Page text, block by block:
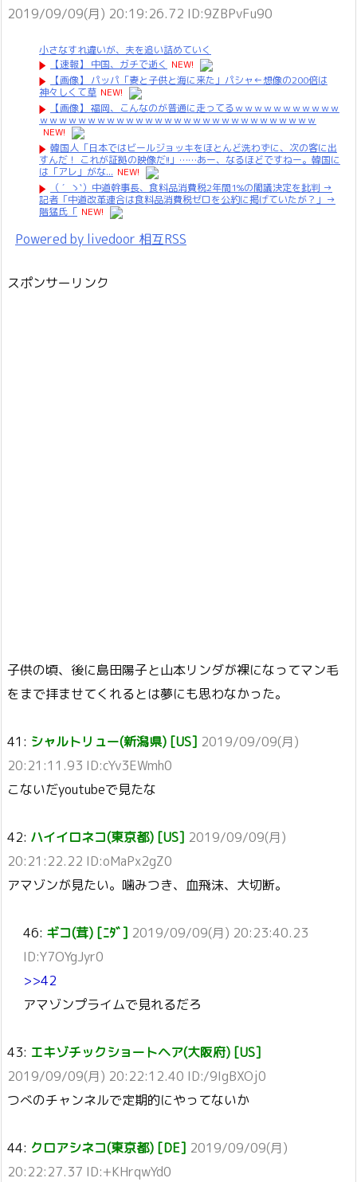
2019/09/09(月) 20:19:26.72 ID:9ZBPvFu90
小さなすれ違いが、夫を追い詰めていく
【速報】 中国、ガチで逝く NEW!
【画像】 パッパ「妻と子供と海に来た」パシャ←想像の200倍は
神々しくて草 NEW!
【画像】 福岡、こんなのが普通に走ってるｗｗｗｗｗｗｗｗｗｗｗ
ｗｗｗｗｗｗｗｗｗｗｗｗｗｗｗｗｗｗｗｗｗｗｗｗｗｗｗｗｗ
NEW!
韓国人「日本ではビールジョッキをほとんど洗わずに、次の客に出
すんだ！ これが証拠の映像だ!!」……あー、なるほどですねー。韓国に
は「アレ」がな... NEW!
（ ´_ゝ`）中道幹事長、食料品消費税2年間1%の閣議決定を批判 →
記者「中道改革連合は食料品消費税ゼロを公約に掲げていたが？」→
階猛氏「 NEW!
Powered by livedoor 相互RSS
スポンサーリンク
子供の頃、後に島田陽子と山本リンダが裸になってマン毛
をまで拝ませてくれるとは夢にも思わなかった。
41: シャルトリュー(新潟県) [US] 2019/09/09(月)
20:21:11.93 ID:cYv3EWmh0
こないだyoutubeで見たな
42: ハイイロネコ(東京都) [US] 2019/09/09(月)
20:21:22.22 ID:oMaPx2gZ0
アマゾンが見たい。噛みつき、血飛沫、大切断。
46: ギコ(茸) [ﾆﾀﾞ] 2019/09/09(月) 20:23:40.23
ID:Y7OYgJyr0
>>42
アマゾンプライムで見れるだろ
43: エキゾチックショートヘア(大阪府) [US]
2019/09/09(月) 20:22:12.40 ID:/9IgBXOj0
つべのチャンネルで定期的にやってないか
44: クロアシネコ(東京都) [DE] 2019/09/09(月)
20:22:27.37 ID:+KHrqwYd0